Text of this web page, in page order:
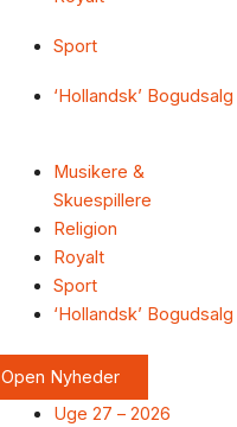
Sport
‘Hollandsk’ Bogudsalg
Musikere &
Skuespillere
Religion
Royalt
Sport
‘Hollandsk’ Bogudsalg
Open Nyheder
Uge 27 – 2026